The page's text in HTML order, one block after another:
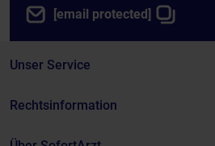
[email protected]
Unser Service
Rechtsinformation